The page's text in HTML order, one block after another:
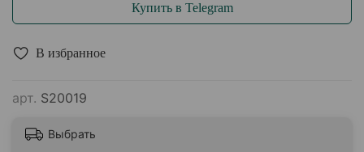
В избранное
арт. S20019
Купить в Telegram
Выбрать